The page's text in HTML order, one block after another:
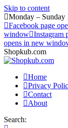
Skip to content
Monday –
Facebook page
window Instagram
opens in new
Shopkub.com
Home
Privacy
Contact
About
Search: